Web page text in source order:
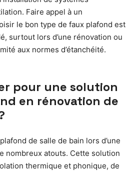
Faire appel à un
le bon type de faux plafond est
surtout lors d’une rénovation ou
aux normes d’étanchéité.
pour une solution
en rénovation de
de salle de bain lors d’une
nombreux atouts. Cette solution
thermique et phonique, de